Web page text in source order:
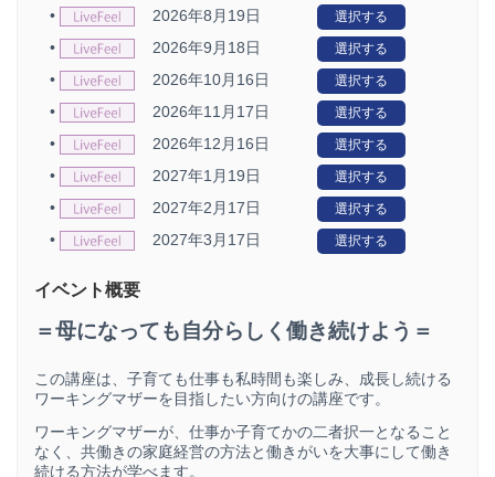
•
2026年8月19日 選択する
• 2026年9月18日 選択する
• 2026年10月16日 選択する
• 2026年11月17日 選択する
• 2026年12月16日 選択する
• 2027年1月19日 選択する
• 2027年2月17日 選択する
• 2027年3月17日 選択する
イベント概要
＝母になっても自分らしく働き続けよう＝
この講座は、子育ても仕事も私時間も楽しみ、成長し続ける
ワーキングマザーを目指したい方向けの講座です。
ワーキングマザーが、仕事か子育てかの二者択一となること
なく、共働きの家庭経営の方法と働きがいを大事にして働き
続ける方法が学べます。